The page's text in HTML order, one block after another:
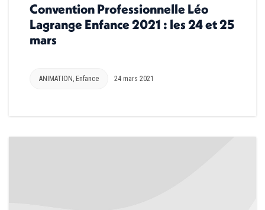
Convention Professionnelle Léo
Lagrange Enfance 2021 : les 24 et 25
mars
ANIMATION , Enfance 24 mars 2021